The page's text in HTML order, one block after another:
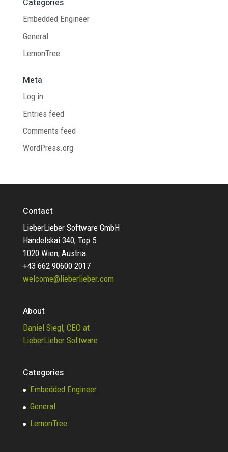
Categories
Embedded Engineer
General
LemonTree
Meta
Log in
Entries feed
Comments feed
WordPress.org
Contact
LieberLieber Software GmbH
Handelskai 340, Top 5
1020 Wien, Austria
+43 662 90600 2017
welcome@lieberlieber.com
About
Daniel Siegl, CEO at
LieberLieber Software
Categories
Embedded Engineer
General
LemonTree